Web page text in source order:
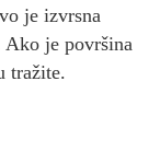
je izvrsna
je površina
tražite.